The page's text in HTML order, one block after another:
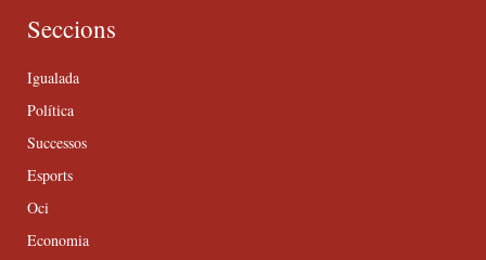
Seccions
Igualada
Política
Successos
Esports
Oci
Economia